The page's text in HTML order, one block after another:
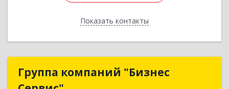
Показать контакты
Назад
Группа компаний "Бизнес
Группа компаний "Бизнес